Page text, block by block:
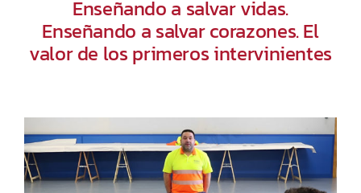
Enseñando a salvar vidas.
Enseñando a salvar corazones. El
valor de los primeros intervinientes